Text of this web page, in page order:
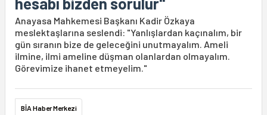
Anayasa Mahkemesi Başkanı Kadir Özkaya
meslektaşlarına seslendi: "Yanlışlardan kaçınalım, bir
gün sıranın bize de geleceğini unutmayalım. Ameli
ilmine, ilmi ameline düşman olanlardan olmayalım.
Görevimize ihanet etmeyelim."
BİA Haber Merkezi